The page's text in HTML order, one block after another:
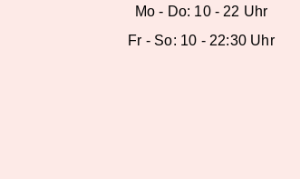
Mo - Do: 10 - 22 Uhr
Fr - So: 10 - 22:30 Uhr